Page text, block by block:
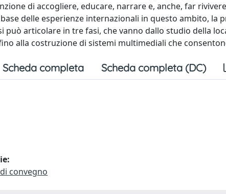
di accogliere, educare, narrare e, anche, far
delle esperienze internazionali in questo ambito, la
può articolare in tre fasi, che vanno dallo studio della
alla costruzione di sistemi multimediali che
Scheda completa Scheda completa (DC)
convegno